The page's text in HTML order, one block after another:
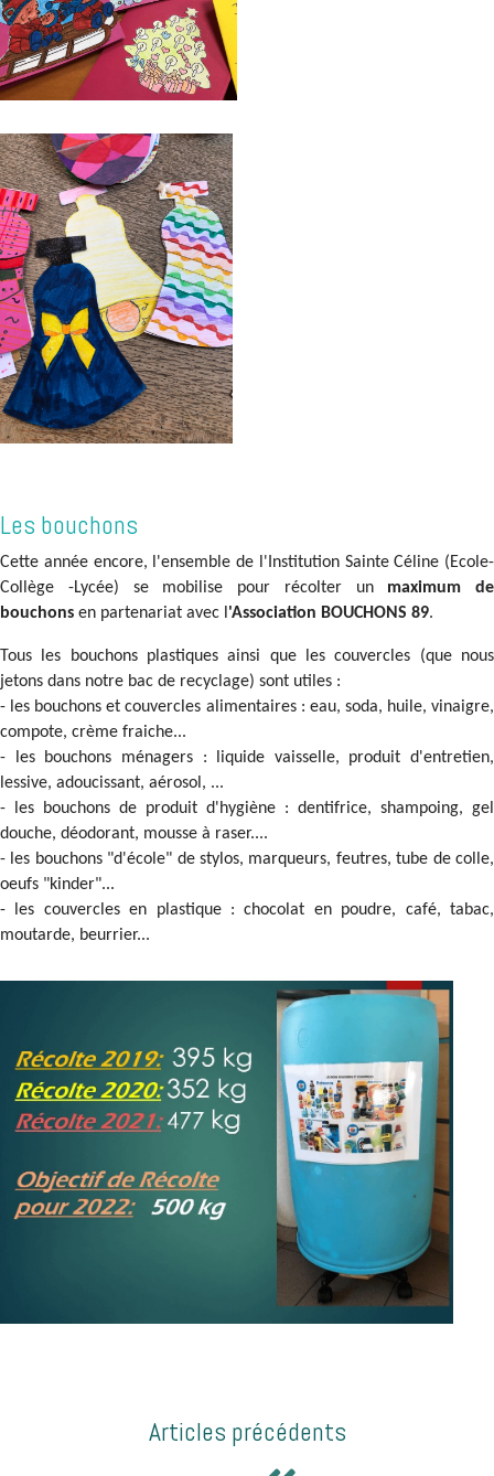
Les bouchons
Cette année encore, l'ensemble de l'Institution Sainte Céline (Ecole-
Collège -Lycée) se mobilise pour récolter un maximum de
bouchons en partenariat avec l'Association BOUCHONS 89.
Tous les bouchons plastiques ainsi que les couvercles (que nous
jetons dans notre bac de recyclage) sont utiles :
- les bouchons et couvercles alimentaires : eau, soda, huile, vinaigre,
compote, crème fraiche...
- les bouchons ménagers : liquide vaisselle, produit d'entretien,
lessive, adoucissant, aérosol, ...
- les bouchons de produit d'hygiène : dentifrice, shampoing, gel
douche, déodorant, mousse à raser....
- les bouchons "d'école" de stylos, marqueurs, feutres, tube de colle,
oeufs "kinder"...
- les couvercles en plastique : chocolat en poudre, café, tabac,
moutarde, beurrier...
Articles précédents